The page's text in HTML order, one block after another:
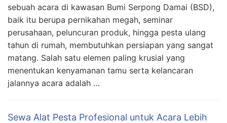
sebuah acara di kawasan Bumi Serpong Damai (BSD),
baik itu berupa pernikahan megah, seminar
perusahaan, peluncuran produk, hingga pesta ulang
tahun di rumah, membutuhkan persiapan yang sangat
matang. Salah satu elemen paling krusial yang
menentukan kenyamanan tamu serta kelancaran
jalannya acara adalah …
Sewa Alat Pesta Profesional untuk Acara Lebih